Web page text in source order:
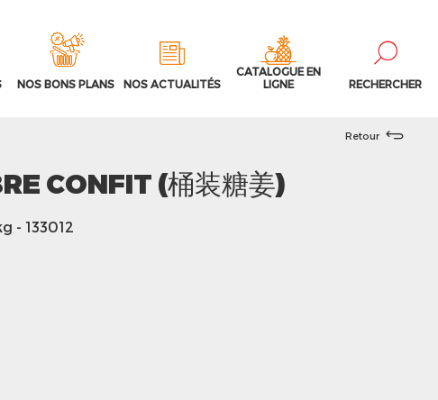
NOS BONS PLANS NOS ACTUALITÉS
CATALOGUE EN
LIGNE
RECHERCHER
Retour
CONFIT (桶装糖姜)
- 133012